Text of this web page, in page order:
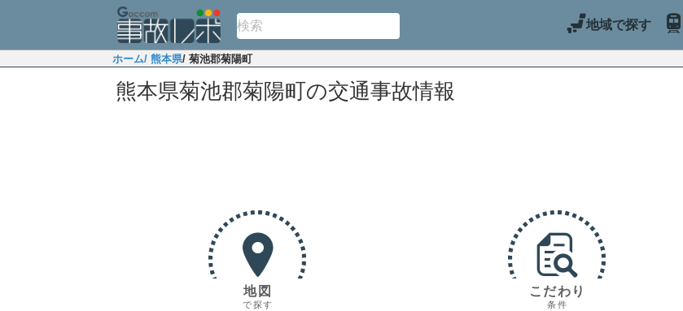
地域で探す
ホーム/ 熊本県/ 菊池郡菊陽町
熊本県菊池郡菊陽町の交通事故情報
地図
で探す
こだわり
条件